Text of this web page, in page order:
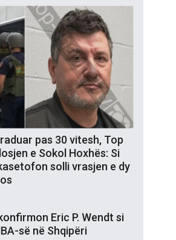
pas 30 vitesh, Top
e Sokol Hoxhës: Si
solli vrasjen e dy
Eric P. Wendt si
së në Shqipëri